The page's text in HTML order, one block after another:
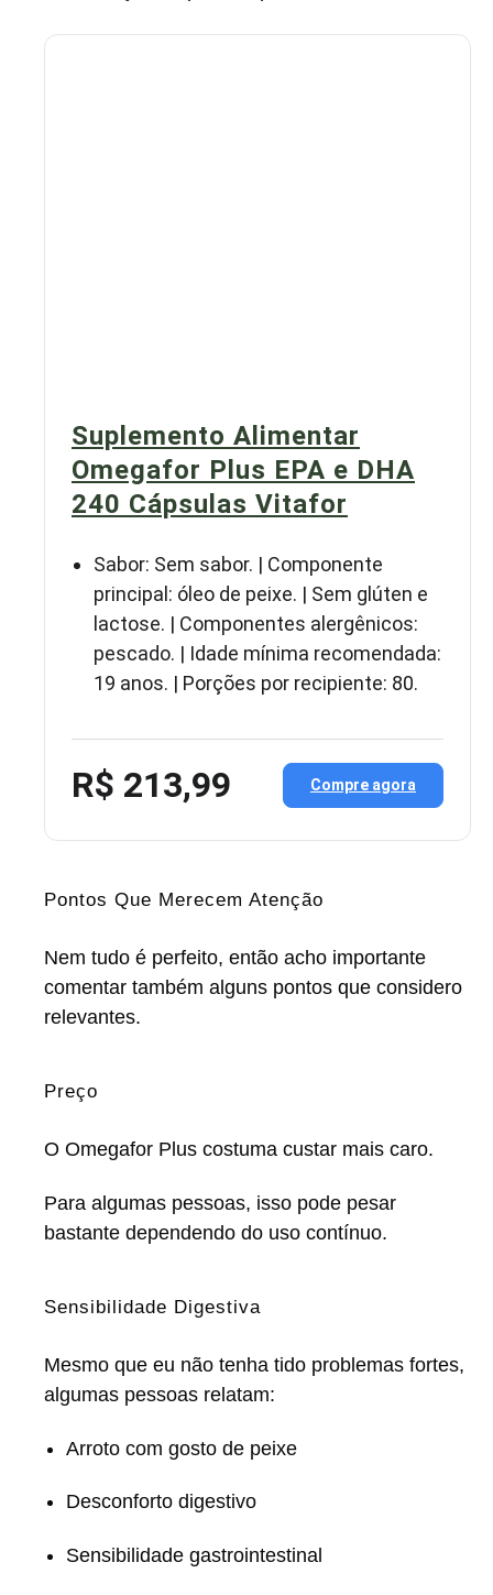
Suplemento Alimentar
Omegafor Plus EPA e DHA
240 Cápsulas Vitafor
Sabor: Sem sabor. | Componente
principal: óleo de peixe. | Sem glúten e
lactose. | Componentes alergênicos:
pescado. | Idade mínima recomendada:
19 anos. | Porções por recipiente: 80.
R$ 213,99 Compre agora
Pontos Que Merecem Atenção
Nem tudo é perfeito, então acho importante
comentar também alguns pontos que considero
relevantes.
Preço
O Omegafor Plus costuma custar mais caro.
Para algumas pessoas, isso pode pesar
bastante dependendo do uso contínuo.
Sensibilidade Digestiva
Mesmo que eu não tenha tido problemas fortes,
algumas pessoas relatam:
Arroto com gosto de peixe
Desconforto digestivo
Sensibilidade gastrointestinal